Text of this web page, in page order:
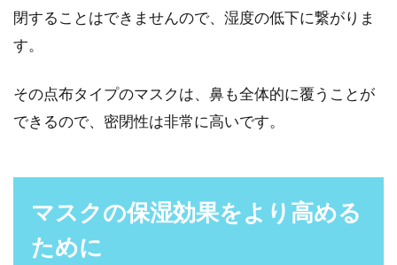
閉することはできませんので、湿度の低下に繋がりま
す。
その点布タイプのマスクは、鼻も全体的に覆うことが
できるので、密閉性は非常に高いです。
マスクの保湿効果をより高める
ために